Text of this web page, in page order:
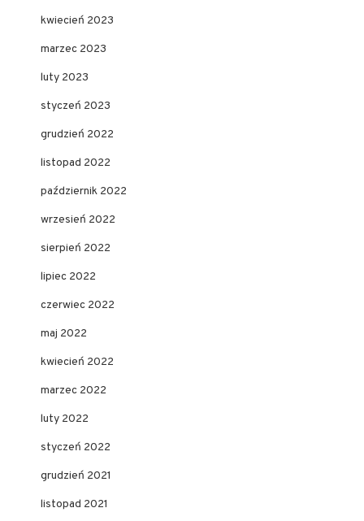
kwiecień 2023
marzec 2023
luty 2023
styczeń 2023
grudzień 2022
listopad 2022
październik 2022
wrzesień 2022
sierpień 2022
lipiec 2022
czerwiec 2022
maj 2022
kwiecień 2022
marzec 2022
luty 2022
styczeń 2022
grudzień 2021
listopad 2021